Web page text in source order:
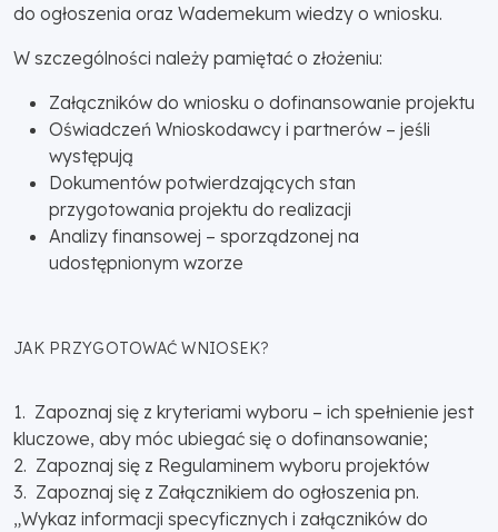
do ogłoszenia oraz Wademekum wiedzy o wniosku.
W szczególności należy pamiętać o złożeniu:
Załączników do wniosku o dofinansowanie projektu
Oświadczeń Wnioskodawcy i partnerów – jeśli
występują
Dokumentów potwierdzających stan
przygotowania projektu do realizacji
Analizy finansowej – sporządzonej na
udostępnionym wzorze
JAK PRZYGOTOWAĆ WNIOSEK?
1. Zapoznaj się z kryteriami wyboru – ich spełnienie jest
kluczowe, aby móc ubiegać się o dofinansowanie;
2. Zapoznaj się z Regulaminem wyboru projektów
3. Zapoznaj się z Załącznikiem do ogłoszenia pn.
„Wykaz informacji specyficznych i załączników do